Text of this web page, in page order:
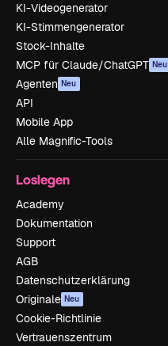
KI-Videogenerator
KI-Stimmengenerator
Stock-Inhalte
MCP für Claude/ChatGPT Neu
Agenten Neu
API
Mobile App
Alle Magnific-Tools
Loslegen
Academy
Dokumentation
Support
AGB
Datenschutzerklärung
Originale Neu
Cookie-Richtlinie
Vertrauenszentrum